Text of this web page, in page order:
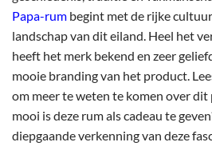
Papa-rum begint met de rijke
landschap van dit eiland. Heel het
heeft het merk bekend en zeer
mooie branding van het product.
om meer te weten te komen over
mooi is deze rum als cadeau te
diepgaande verkenning van deze